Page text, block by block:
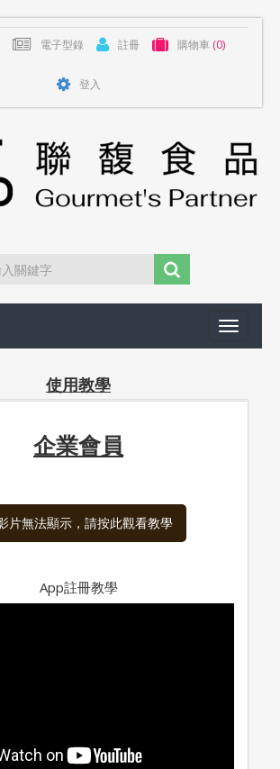
電子型錄 註冊 購物車 (0)
登入
Toggle
使用教學
企業會員
片無法顯示，請按此觀看教學
App註冊教學